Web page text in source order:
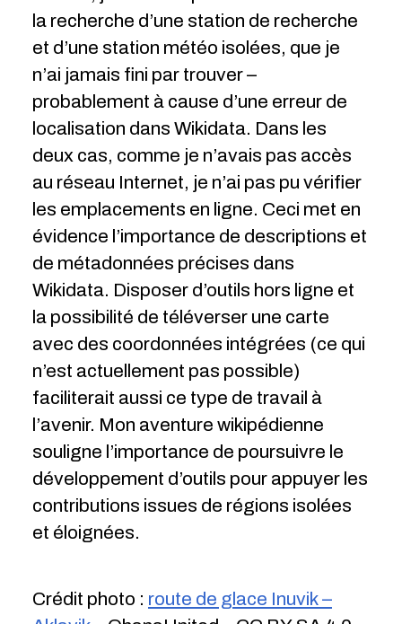
la recherche d’une station de recherche
et d’une station météo isolées, que je
n’ai jamais fini par trouver –
probablement à cause d’une erreur de
localisation dans Wikidata. Dans les
deux cas, comme je n’avais pas accès
au réseau Internet, je n’ai pas pu vérifier
les emplacements en ligne. Ceci met en
évidence l’importance de descriptions et
de métadonnées précises dans
Wikidata. Disposer d’outils hors ligne et
la possibilité de téléverser une carte
avec des coordonnées intégrées (ce qui
n’est actuellement pas possible)
faciliterait aussi ce type de travail à
l’avenir. Mon aventure wikipédienne
souligne l’importance de poursuivre le
développement d’outils pour appuyer les
contributions issues de régions isolées
et éloignées.
Crédit photo : route de glace Inuvik –